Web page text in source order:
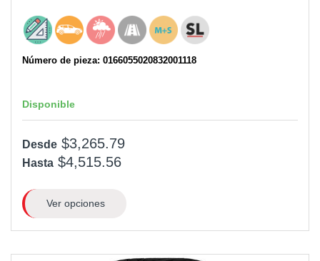
Número de pieza: 0166055020832001118
Disponible
Desde $3,265.79
Hasta $4,515.56
Ver opciones